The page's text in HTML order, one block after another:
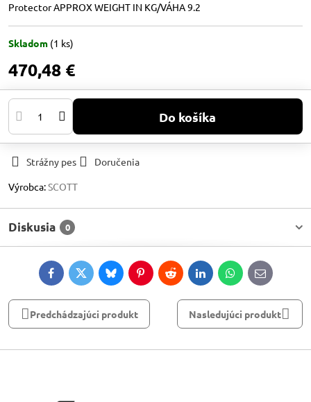
Protector APPROX WEIGHT IN KG/VÁHA 9.2
Skladom (1 ks)
470,48 €
Do košíka
Strážny pes
Doručenia
Výrobca:SCOTT
Diskusia 0
FacebookTwitterBlueskyPinterestRedditLinkedInWhatsApp
E-
mail
Predchádzajúci produkt Nasledujúci produkt